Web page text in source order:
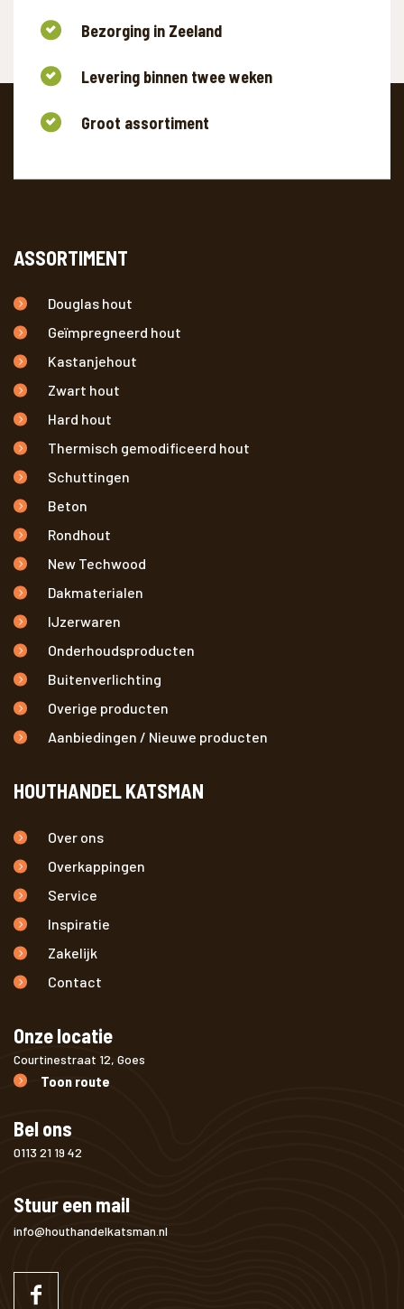
Bezorging in Zeeland
Levering binnen twee weken
Groot assortiment
ASSORTIMENT
Douglas hout
Geïmpregneerd hout
Kastanjehout
Zwart hout
Hard hout
Thermisch gemodificeerd hout
Schuttingen
Beton
Rondhout
New Techwood
Dakmaterialen
IJzerwaren
Onderhoudsproducten
Buitenverlichting
Overige producten
Aanbiedingen / Nieuwe producten
HOUTHANDEL KATSMAN
Over ons
Overkappingen
Service
Inspiratie
Zakelijk
Contact
Onze locatie
Courtinestraat 12, Goes
Toon route
Bel ons
0113 21 19 42
Stuur een mail
info@houthandelkatsman.nl